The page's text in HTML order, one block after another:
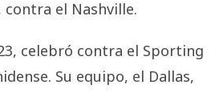
el Nashville.
celebró contra el Sporting
Su equipo, el Dallas,